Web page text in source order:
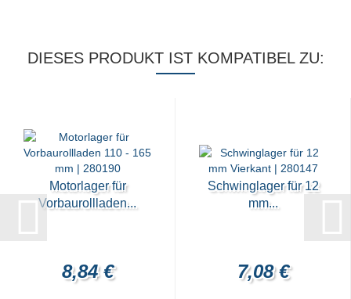
DIESES PRODUKT IST KOMPATIBEL ZU:
Motorlager für
Vorbaurollladen...
8,84 €
Schwinglager für 12
mm...
7,08 €